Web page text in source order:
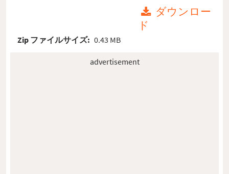
ダウンロー
ド
Zip ファイルサイズ: 0.43 MB
advertisement